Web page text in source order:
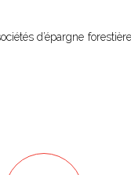
d’épargne